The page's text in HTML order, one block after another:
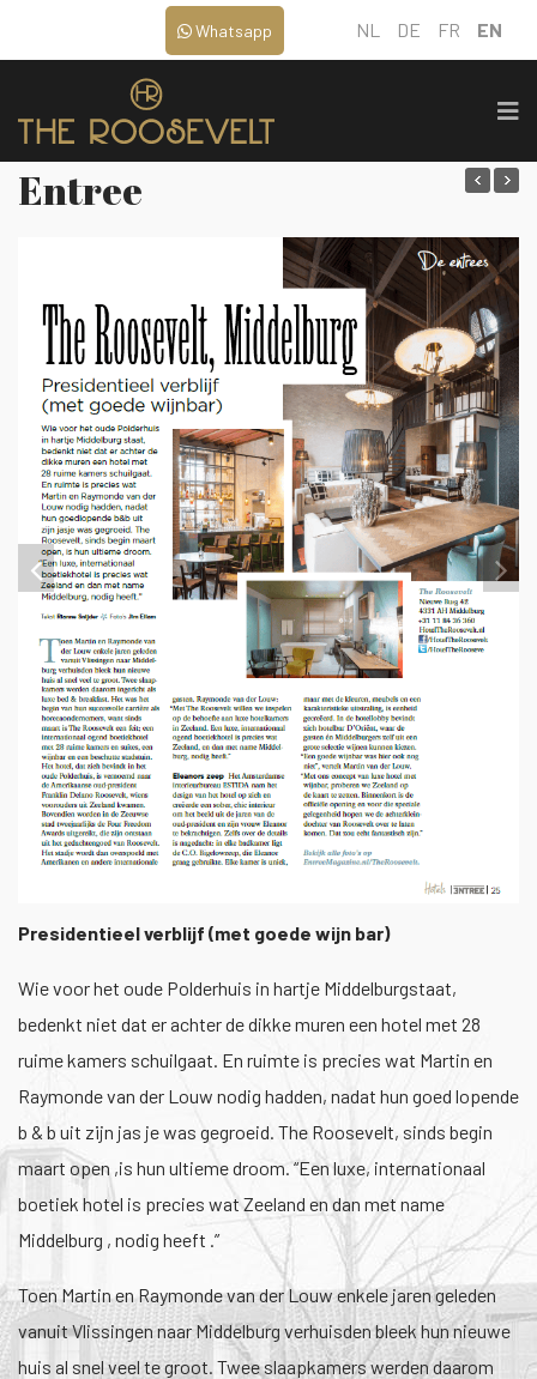
NL DE FR EN
Whatsapp
Entree
Presidentieel verblijf (met goede wijn bar)
Wie voor het oude Polderhuis in hartje Middelburgstaat,
bedenkt niet dat er achter de dikke muren een hotel met 28
ruime kamers schuilgaat. En ruimte is precies wat Martin en
Raymonde van der Louw nodig hadden, nadat hun goed lopende
b & b uit zijn jas je was gegroeid. The Roosevelt, sinds begin
maart open ,is hun ultieme droom. “Een luxe, internationaal
boetiek hotel is precies wat Zeeland en dan met name
Middelburg , nodig heeft .”
Toen Martin en Raymonde van der Louw enkele jaren geleden
vanuit Vlissingen naar Middelburg verhuisden bleek hun nieuwe
huis al snel veel te groot. Twee slaapkamers werden daarom